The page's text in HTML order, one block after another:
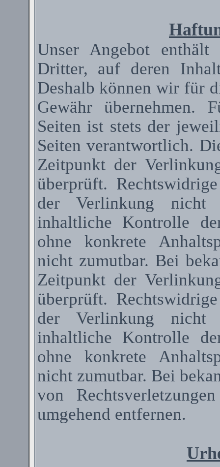
Unser Angebot
Dritter, auf deren
Deshalb können wir für
Gewähr übernehmen.
Seiten ist stets der
Seiten verantwortlich.
Zeitpunkt der
überprüft.
der Verlinkung nicht
inhaltliche Kontrolle
ohne konkrete
nicht zumutbar. Bei
Zeitpunkt der
überprüft.
der Verlinkung nicht
inhaltliche Kontrolle
ohne konkrete
nicht zumutbar. Bei
von
umgehend entfernen.